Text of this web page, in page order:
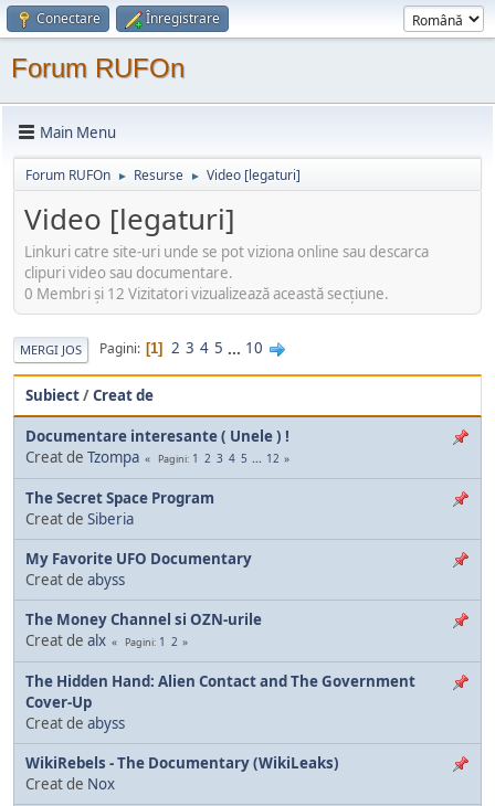
Conectare Înregistrare
Forum RUFOn
Main Menu
Forum RUFOn ► Resurse ► Video [legaturi]
Video [legaturi]
Linkuri catre site-uri unde se pot viziona online sau descarca
clipuri video sau documentare.
0 Membri şi 12 Vizitatori vizualizează această secțiune.
MERGI JOS Pagini 1 2 3 4 5 ... 10
Subiect/Creat de
Documentare interesante ( Unele ) !
Creat de Tzompa Pagini 1 2 3 4 5 ... 12
The Secret Space Program
Creat de Siberia
My Favorite UFO Documentary
Creat de abyss
The Money Channel si OZN-urile
Creat de alx Pagini 1 2
The Hidden Hand: Alien Contact and The Government
Cover-Up
Creat de abyss
WikiRebels - The Documentary (WikiLeaks)
Creat de Nox